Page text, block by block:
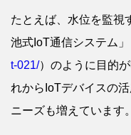
たとえば、水位を監視
池式IoT通信システム」
t-021/）のように目的
れからIoTデバイスの
ニーズも増えています。